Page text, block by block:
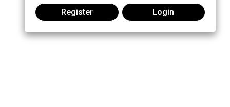
Register Login